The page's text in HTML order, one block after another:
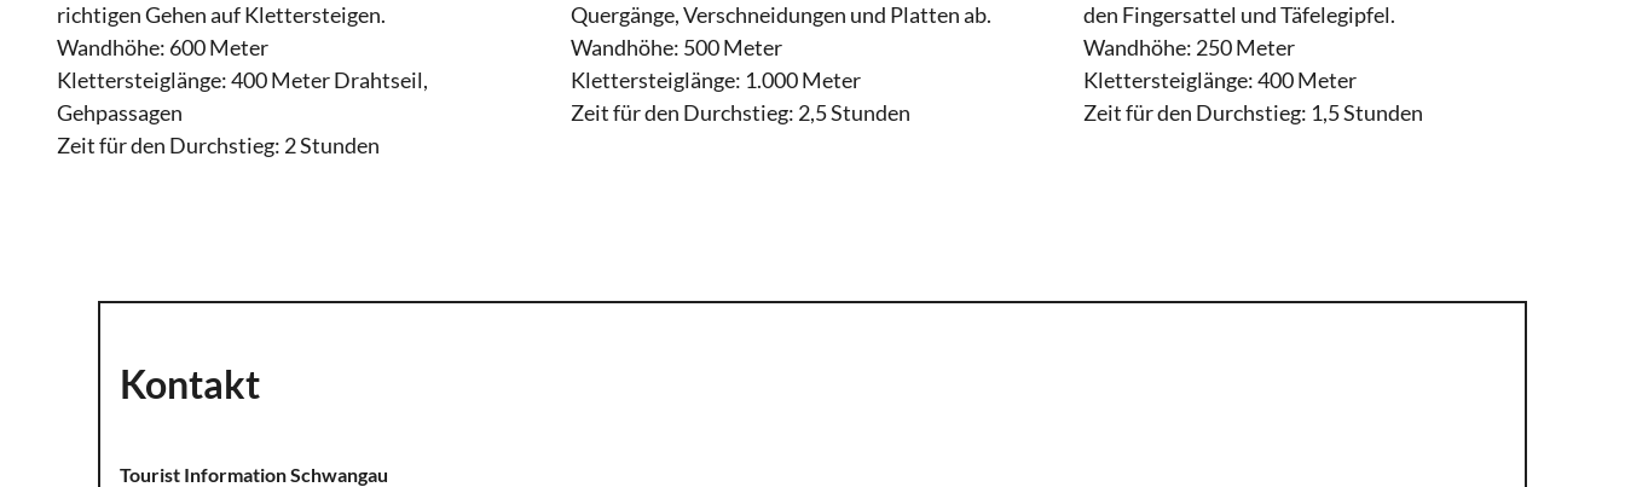
richtigen Gehen auf Klettersteigen.
Wandhöhe: 600 Meter
Klettersteiglänge: 400 Meter Drahtseil,
Gehpassagen
Zeit für den Durchstieg: 2 Stunden
Quergänge, Verschneidungen und Platten ab.
Wandhöhe: 500 Meter
Klettersteiglänge: 1.000 Meter
Zeit für den Durchstieg: 2,5 Stunden
den Fingersattel und Täfelegipfel.
Wandhöhe: 250 Meter
Klettersteiglänge: 400 Meter
Zeit für den Durchstieg: 1,5 Stunden
Kontakt
Tourist Information Schwangau